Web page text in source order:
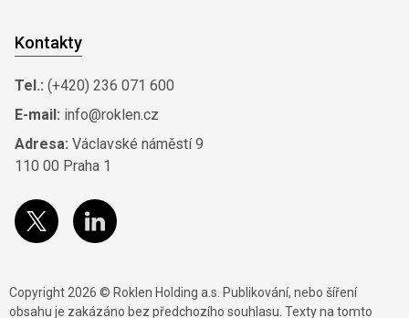
Kontakty
Tel.: (+420) 236 071 600
E-mail: info@roklen.cz
Adresa: Václavské náměstí 9
110 00 Praha 1
Copyright 2026 © Roklen Holding a.s. Publikování, nebo šíření
obsahu je zakázáno bez předchozího souhlasu. Texty na tomto